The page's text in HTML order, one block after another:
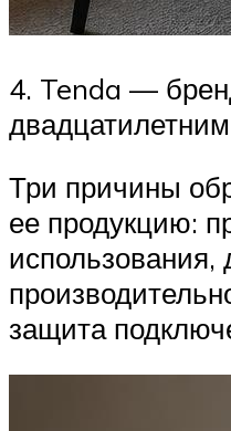
4. Tenda —
Три причины
ее продукцию:
использования,
защита